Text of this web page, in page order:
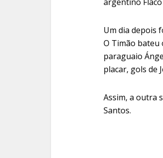
Um dia depois
O Timão bateu
paraguaio
placar, gols de
Assim, a outra
Santos.